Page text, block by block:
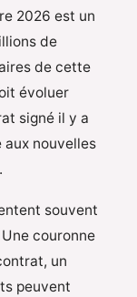
2026 est un
de
de cette
évoluer
signé il y a
aux nouvelles
souvent
couronne
un
peuvent